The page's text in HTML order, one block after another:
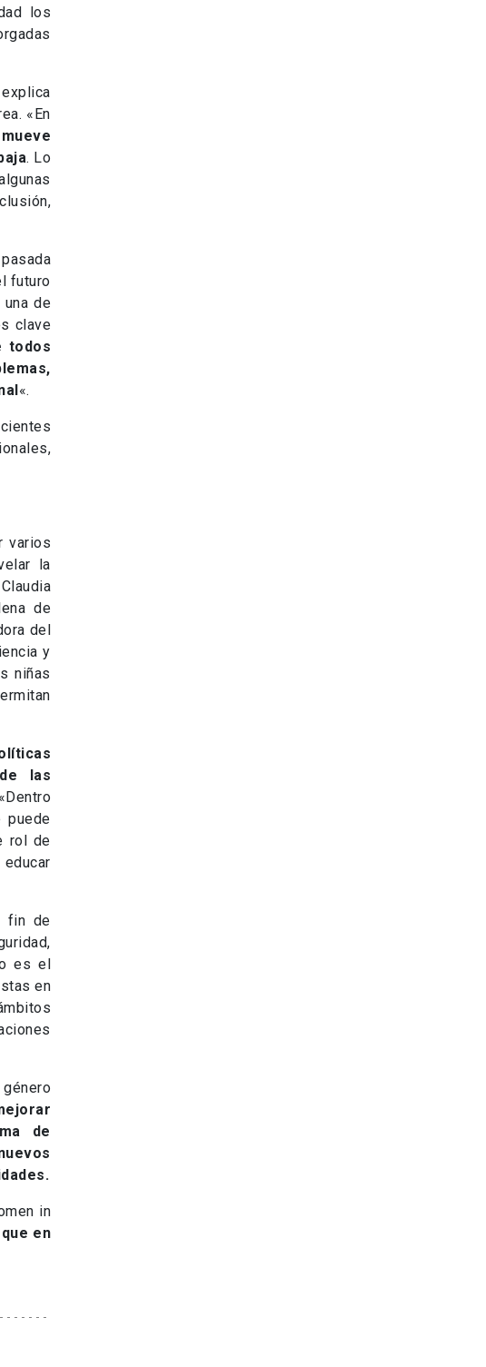
los
«En
. Lo
futuro
de
clave
todos
«.
varios
la
de
del
y
niñas
las
puede
rol de
fin de
es el
en
de
in
en